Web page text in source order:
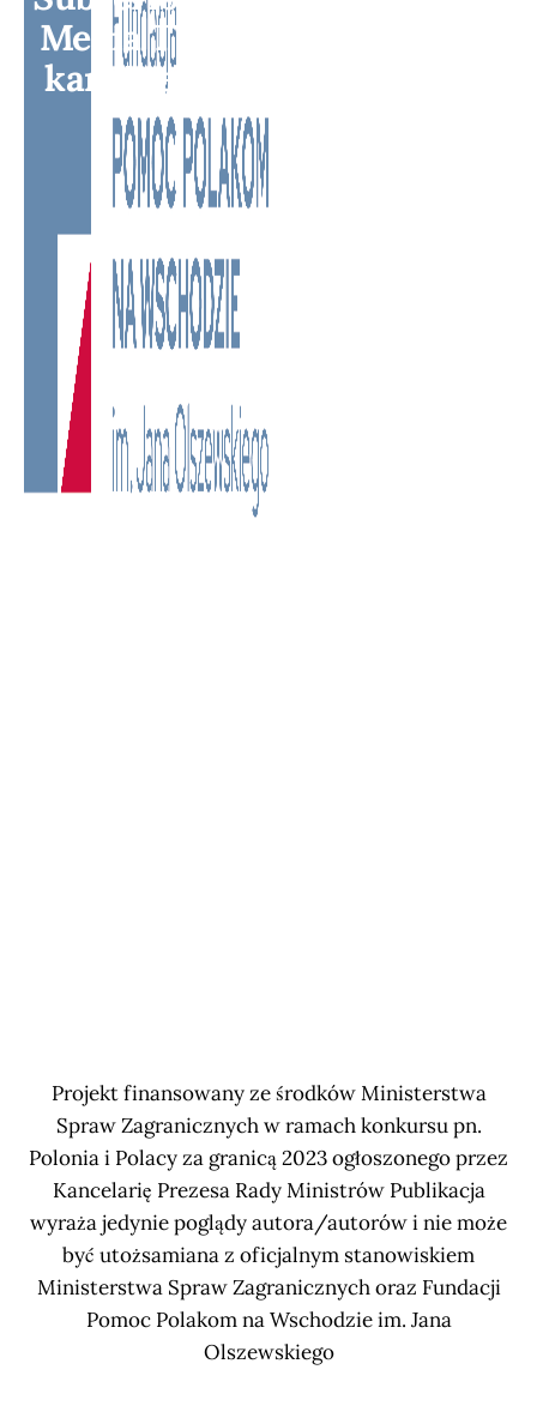
Media TV - Wielokulturowy
kanał telewizyjny na Litwie
Projekt finansowany ze środków Ministerstwa
Spraw Zagranicznych w ramach konkursu pn.
Polonia i Polacy za granicą 2023 ogłoszonego przez
Kancelarię Prezesa Rady Ministrów Publikacja
wyraża jedynie poglądy autora/autorów i nie może
być utożsamiana z oficjalnym stanowiskiem
Ministerstwa Spraw Zagranicznych oraz Fundacji
Pomoc Polakom na Wschodzie im. Jana
Olszewskiego